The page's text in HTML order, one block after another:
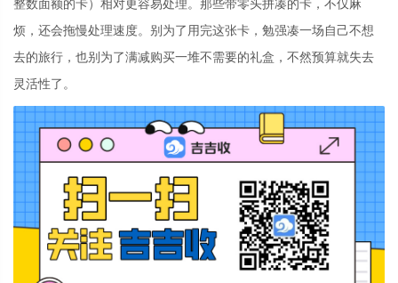
整数面额的卡）相对更容易处理。那些带零头拼凑的卡，不仅麻
烦，还会拖慢处理速度。别为了用完这张卡，勉强凑一场自己不想
去的旅行，也别为了满减购买一堆不需要的礼盒，不然预算就失去
灵活性了。